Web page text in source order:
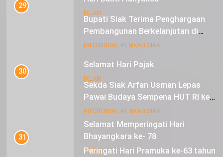
IKLAN
Selamat Hari Pajak
IKLAN
Selamat Memperingati Hari
Bhayangkara ke- 78
IKLAN
29
Bupati Siak Terima Penghargaan
Pembangunan Berkelanjutan di
Lestari Awards 2024
INFOTORIAL PEMKAB SIAK
30
Sekda Siak Arfan Usman Lepas
Pawai Budaya Sempena HUT RI ke-
79
INFOTORIAL PEMKAB SIAK
31
Peringati Hari Pramuka ke-63 tahun